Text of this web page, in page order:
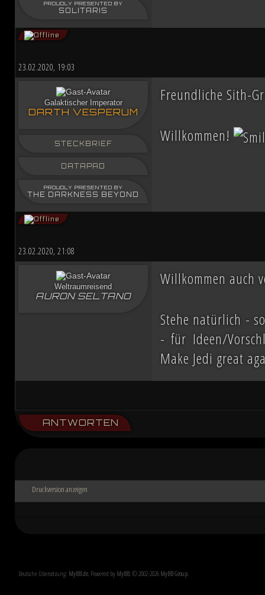
PROUDLY PRESENTED BY
SOLITARIS
23.02.2020, 19:03
Galaktischer Imperator
DARTH VESPERUM
STECKBRIEF
DATAPAD
PROUDLY PRESENTED BY
THE DARKNESS BEYOND
Freundliche Sith-
Willkommen!
23.02.2020, 21:08
Weltraumreisend
AURON SELTANO
Willkommen auch
Stehe natürlich -
- für Ideen/
Make Jedi great
ANTWORTEN
Druckversion anzeigen
Deutsche Übersetzung: MyBB.de, Powered by MyBB, © 2002-2026 MyBB Group.